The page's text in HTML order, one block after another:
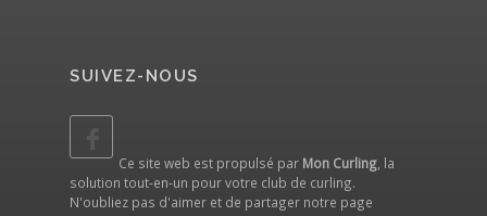
SUIVEZ-NOUS
Ce site web est propulsé par Mon Curling, la
solution tout-en-un pour votre club de curling.
N'oubliez pas d'aimer et de partager notre page